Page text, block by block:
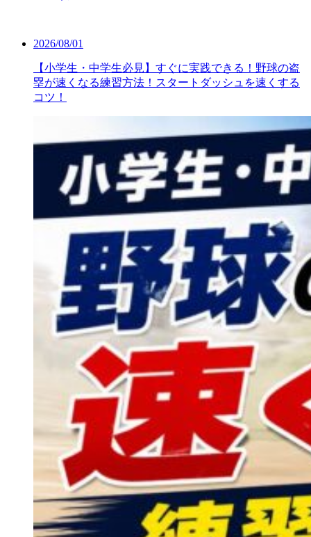
2026/08/01
【小学生・中学生必見】すぐに実践できる！野球の盗
塁が速くなる練習方法！スタートダッシュを速くする
コツ！